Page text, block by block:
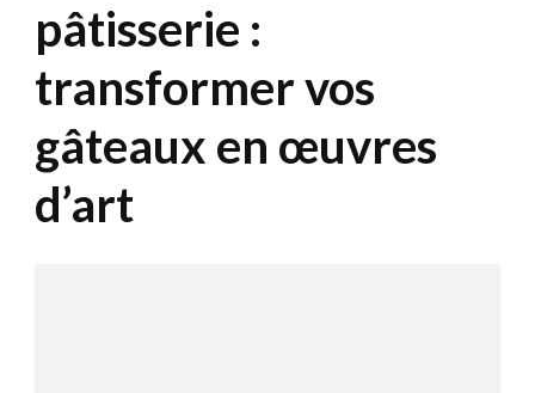
pâtisserie :
transformer vos
gâteaux en œuvres
d’art